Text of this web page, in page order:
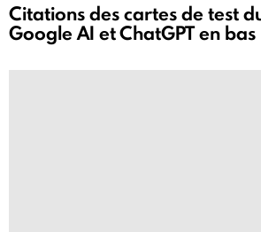
Citations des cartes de test
Google AI et ChatGPT en bas